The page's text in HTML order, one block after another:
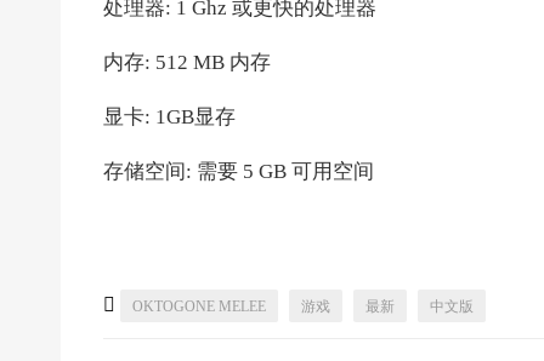
处理器: 1 Ghz 或更快的处理器
内存: 512 MB 内存
显卡: 1GB显存
存储空间: 需要 5 GB 可用空间
 OKTOGONE MELEE 游戏 最新 中文版